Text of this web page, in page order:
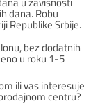
dana. Robu
Republike Srbije.
bez dodatnih
u roku 1-5
ili vas interesuje
centru?